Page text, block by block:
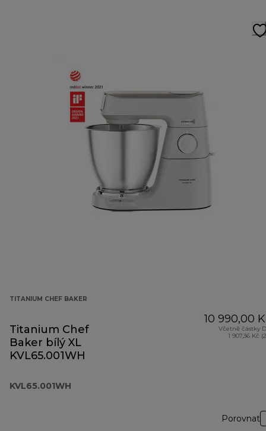
TITANIUM CHEF BAKER
Titanium Chef
Baker bílý XL
KVL65.001WH
KVL65.001WH
10 990,00
Včetně částky
1 907,36 Kč
Porovnat